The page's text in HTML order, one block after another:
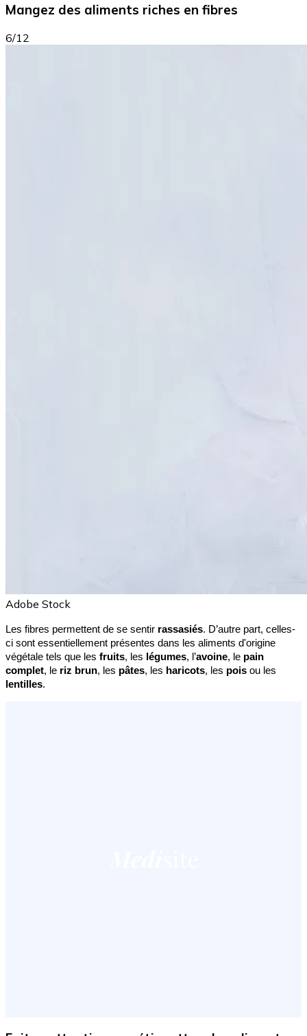
Mangez des aliments riches en fibres
6/12
Adobe Stock
Les fibres permettent de se sentir rassasiés. D’autre part, celles-
ci sont essentiellement présentes dans les aliments d'origine
végétale tels que les fruits, les légumes, l’avoine, le pain
complet, le riz brun, les pâtes, les haricots, les pois
lentilles.